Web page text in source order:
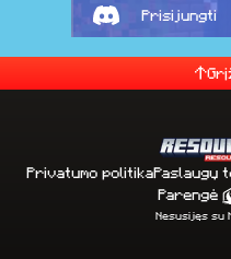
Prisijungti
Privatumo politikaPaslaugų
Parengė
Nesusijęs su